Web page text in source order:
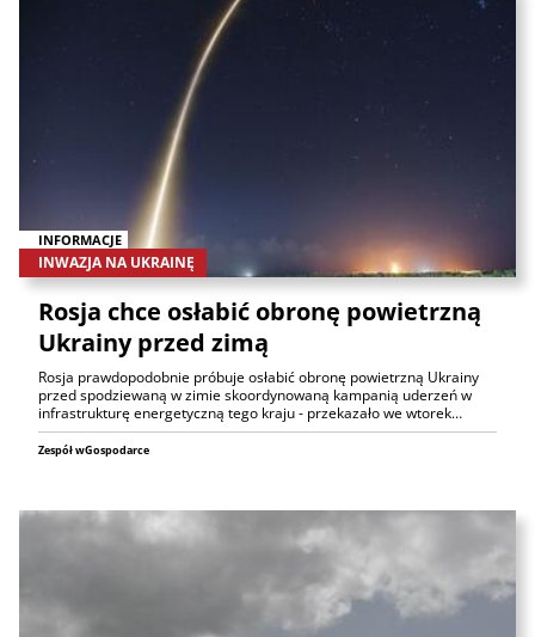
INFORMACJE
INWAZJA NA UKRAINĘ
Rosja chce osłabić obronę powietrzną
Ukrainy przed zimą
Rosja prawdopodobnie próbuje osłabić obronę powietrzną Ukrainy
przed spodziewaną w zimie skoordynowaną kampanią uderzeń w
infrastrukturę energetyczną tego kraju - przekazało we wtorek…
Zespół wGospodarce